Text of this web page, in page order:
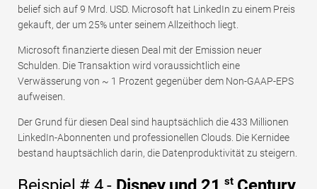
belief sich auf 9 Mrd. USD. Microsoft hat LinkedIn zu einem Preis
gekauft, der um 25% unter seinem Allzeithoch liegt.
Microsoft finanzierte diesen Deal mit der Emission neuer
Schulden. Die Transaktion wird voraussichtlich eine
Verwässerung von ~ 1 Prozent gegenüber dem Non-GAAP-EPS
aufweisen.
Der Grund für diesen Deal sind hauptsächlich die 433 Millionen
LinkedIn-Abonnenten und professionellen Clouds. Die Kernidee
bestand hauptsächlich darin, die Datenproduktivität zu steigern.
st